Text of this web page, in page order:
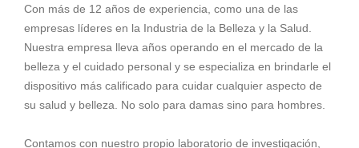
Con más de 12 años de experiencia, como una de las
empresas líderes en la Industria de la Belleza y la Salud.
Nuestra empresa lleva años operando en el mercado de la
belleza y el cuidado personal y se especializa en brindarle el
dispositivo más calificado para cuidar cualquier aspecto de
su salud y belleza. No solo para damas sino para hombres.
Contamos con nuestro propio laboratorio de investigación,